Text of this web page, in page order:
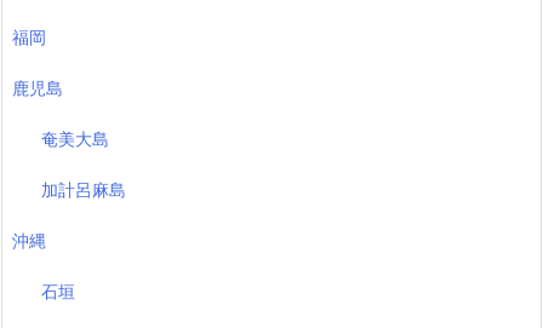
福岡
鹿児島
奄美大島
加計呂麻島
沖縄
石垣